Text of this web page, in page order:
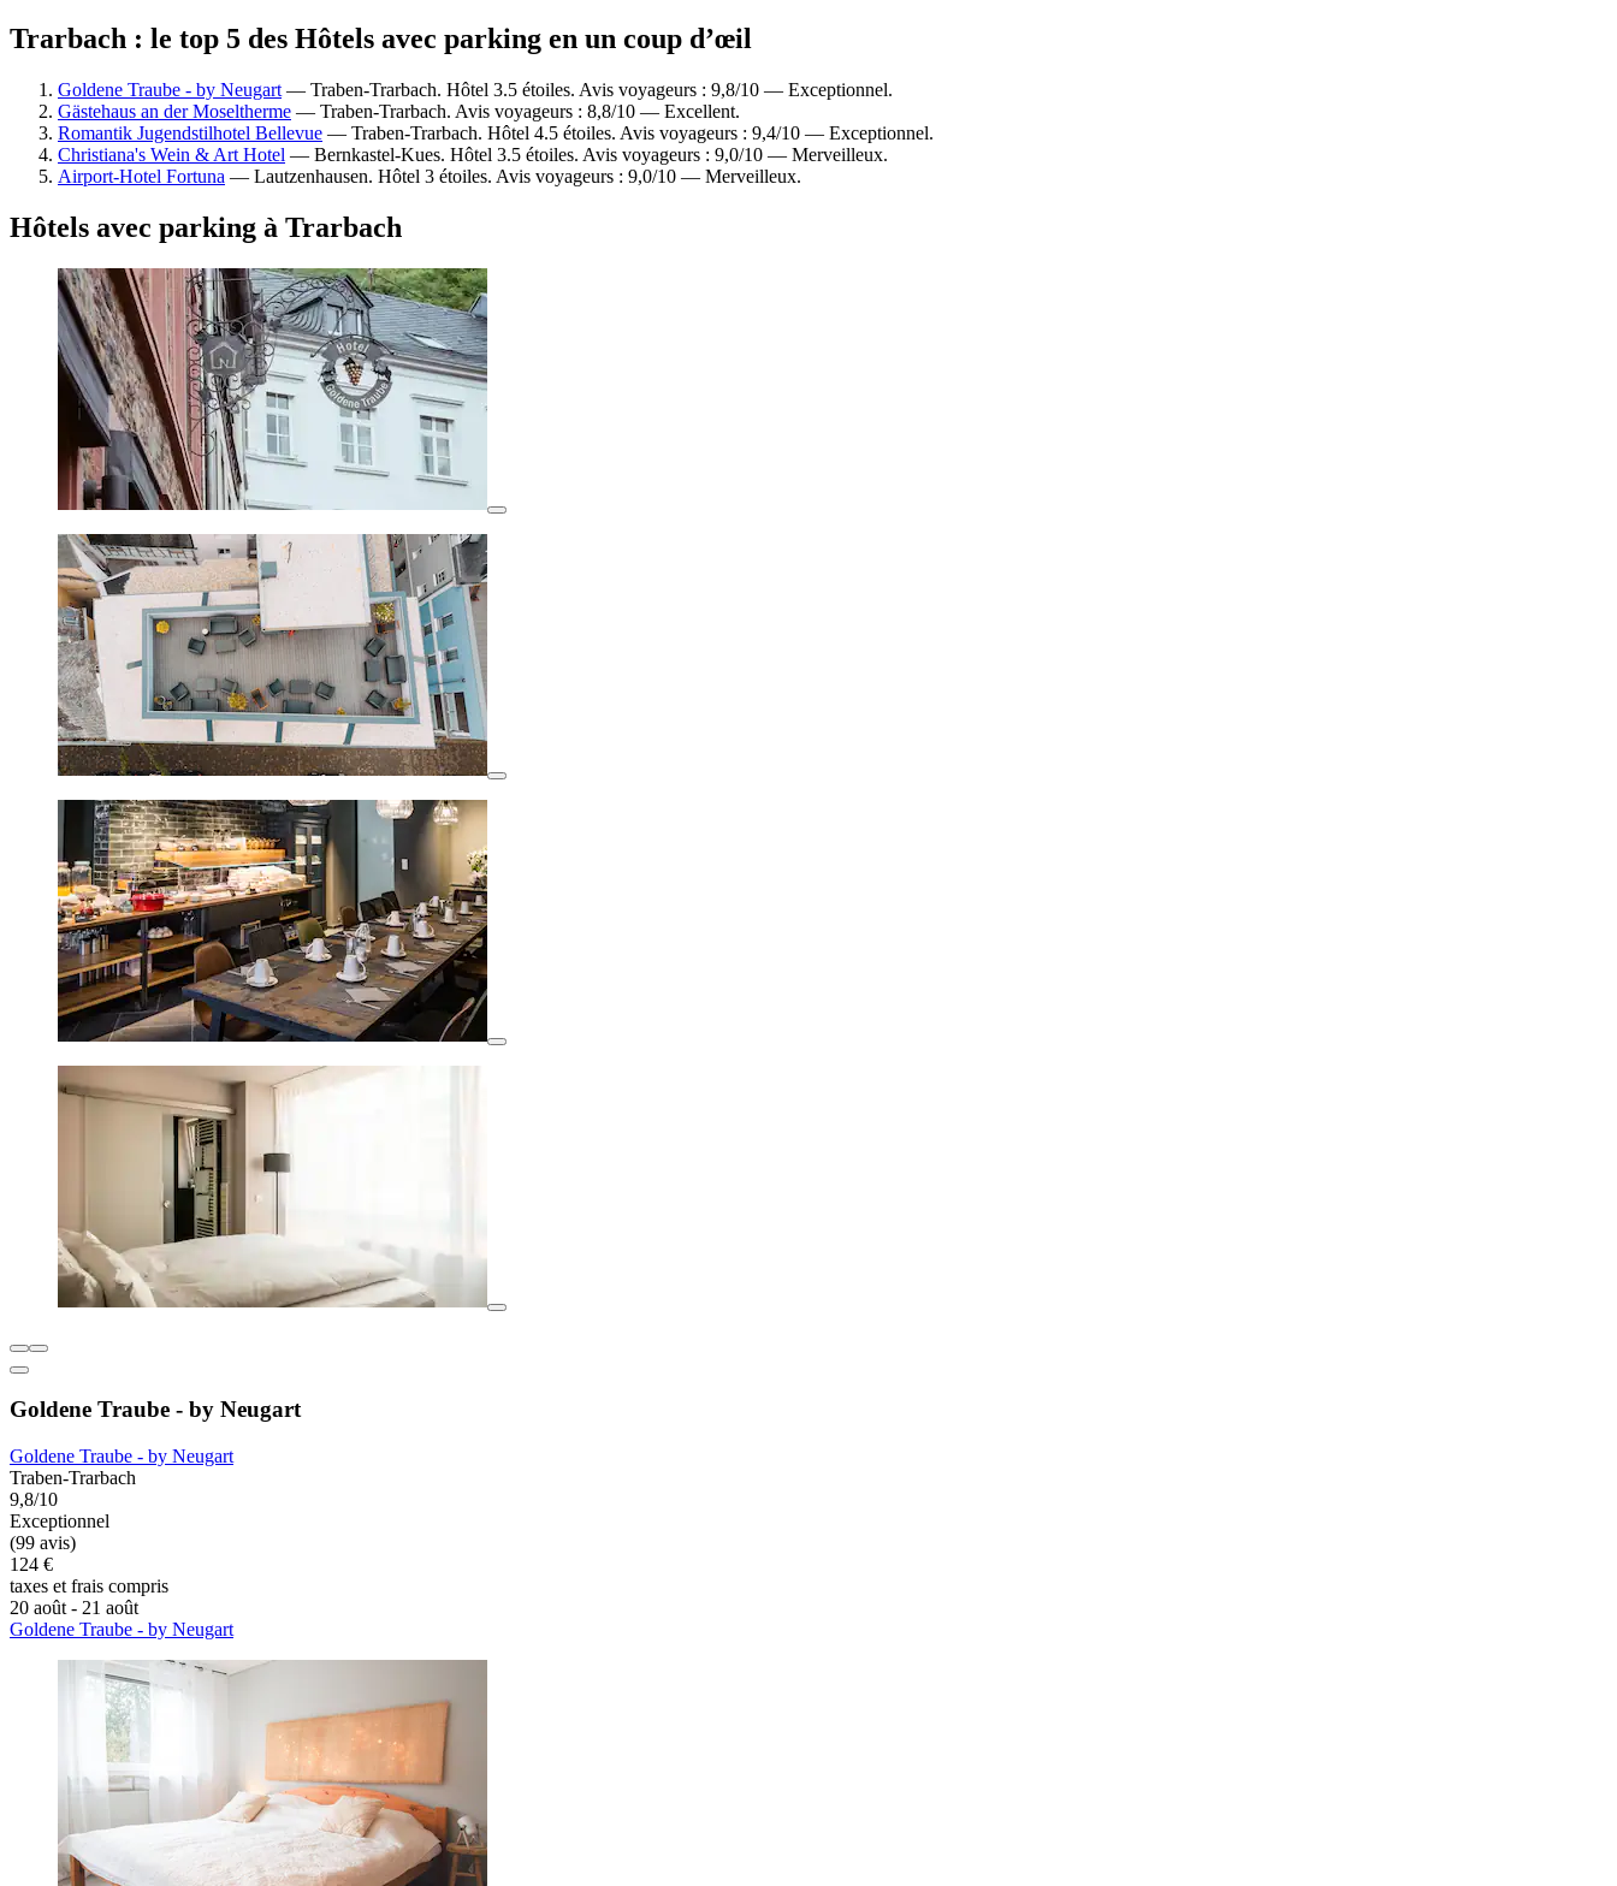
Trarbach : le top 5 des Hôtels avec parking en un coup d’œil
Goldene Traube - by Neugart — Traben-Trarbach. Hôtel 3.5 étoiles. Avis voyageurs : 9,8/10 — Exceptionnel.
Gästehaus an der Moseltherme — Traben-Trarbach. Avis voyageurs : 8,8/10 — Excellent.
Romantik Jugendstilhotel Bellevue — Traben-Trarbach. Hôtel 4.5 étoiles. Avis voyageurs : 9,4/10 — Exceptionnel.
Christiana's Wein & Art Hotel — Bernkastel-Kues. Hôtel 3.5 étoiles. Avis voyageurs : 9,0/10 — Merveilleux.
Airport-Hotel Fortuna — Lautzenhausen. Hôtel 3 étoiles. Avis voyageurs : 9,0/10 — Merveilleux.
Hôtels avec parking à Trarbach
Goldene Traube - by Neugart
Goldene Traube - by Neugart
Traben-Trarbach
9,8/10
Exceptionnel
(99 avis)
124 €
taxes et frais compris
20 août - 21 août
Goldene Traube - by Neugart